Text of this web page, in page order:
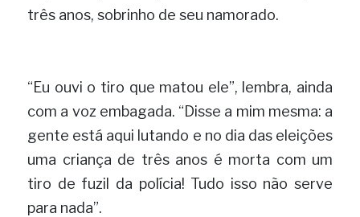
três anos, sobrinho de seu namorado.
“Eu ouvi o tiro que matou ele”, lembra, ainda
com a voz embagada. “Disse a mim mesma: a
gente está aqui lutando e no dia das eleições
uma criança de três anos é morta com um
tiro de fuzil da polícia! Tudo isso não serve
para nada”.